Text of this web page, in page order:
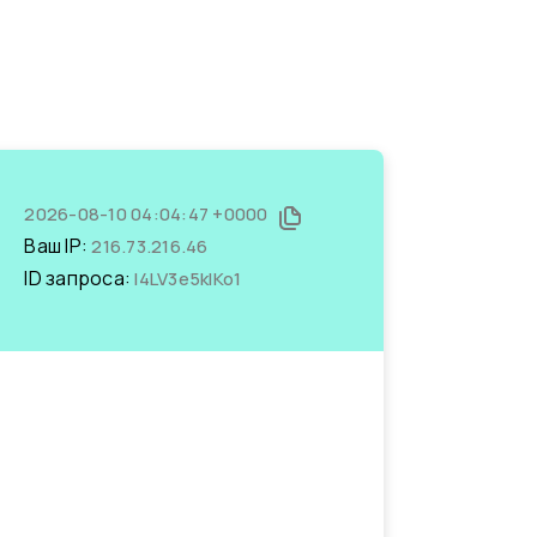
2026-08-10 04:04:47 +0000
Ваш IP:216.73.216.46
ID запроса:l4LV3e5kIKo1